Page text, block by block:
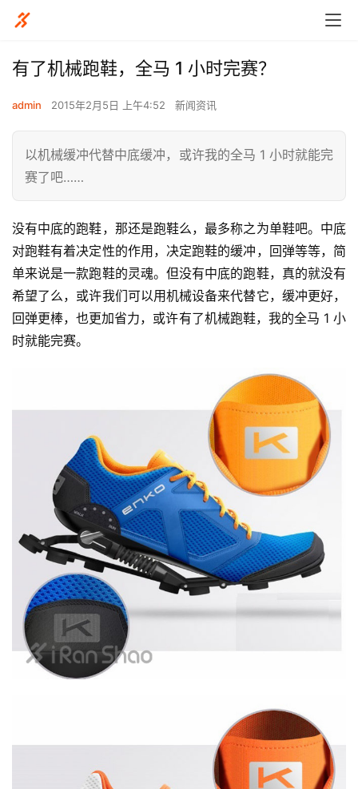
有了机械跑鞋，全马 1 小时完赛？
admin 2015年2月5日 上午4:52 新闻资讯
以机械缓冲代替中底缓冲，或许我的全马 1 小时就能完
赛了吧……
没有中底的跑鞋，那还是跑鞋么，最多称之为单鞋吧。中底
对跑鞋有着决定性的作用，决定跑鞋的缓冲，回弹等等，简
单来说是一款跑鞋的灵魂。但没有中底的跑鞋，真的就没有
希望了么，或许我们可以用机械设备来代替它，缓冲更好，
回弹更棒，也更加省力，或许有了机械跑鞋，我的全马 1 小
时就能完赛。